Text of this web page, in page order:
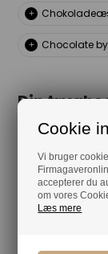
Cookie
Vi bruger
accepterer du
om vores
Læs mere
Chocolate by
Din
Lagerførende
Gratis kort
Hurtig